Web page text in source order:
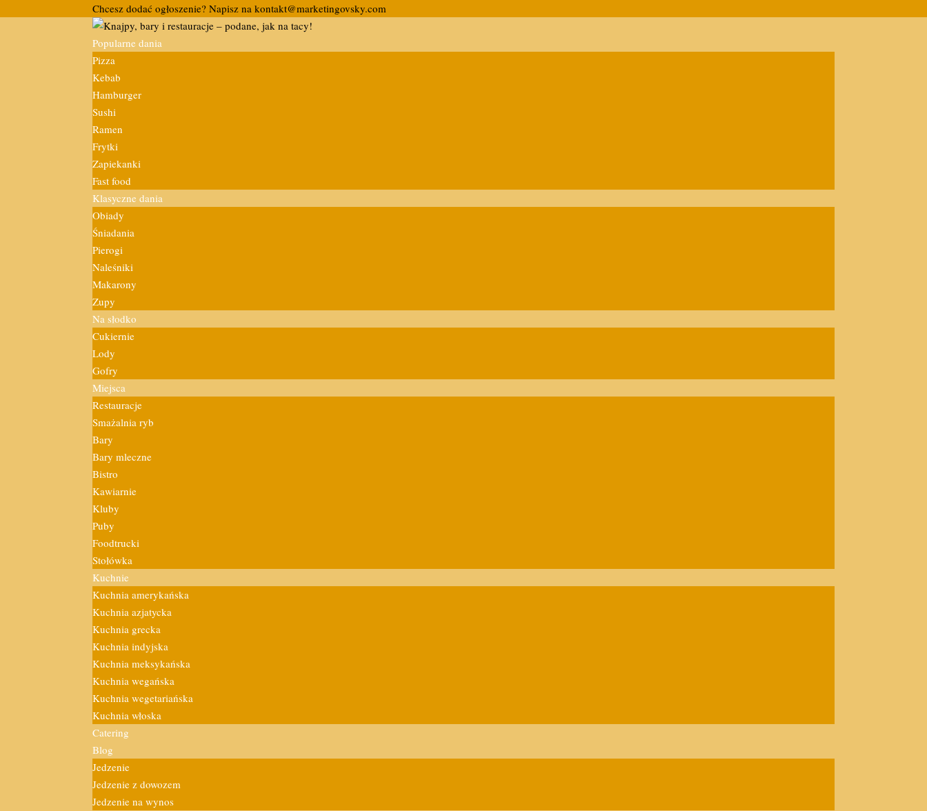
Chcesz dodać ogłoszenie? Napisz na kontakt@marketingovsky.com
Popularne dania
Pizza
Kebab
Hamburger
Sushi
Ramen
Frytki
Zapiekanki
Fast food
Klasyczne dania
Obiady
Śniadania
Pierogi
Naleśniki
Makarony
Zupy
Na słodko
Cukiernie
Lody
Gofry
Miejsca
Restauracje
Smażalnia ryb
Bary
Bary mleczne
Bistro
Kawiarnie
Kluby
Puby
Foodtrucki
Stołówka
Kuchnie
Kuchnia amerykańska
Kuchnia azjatycka
Kuchnia grecka
Kuchnia indyjska
Kuchnia meksykańska
Kuchnia wegańska
Kuchnia wegetariańska
Kuchnia włoska
Catering
Blog
Jedzenie
Jedzenie z dowozem
Jedzenie na wynos